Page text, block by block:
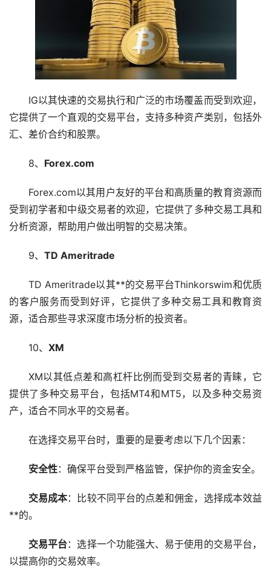
IG以其快速的交易执行和广泛的市场覆盖而受到欢迎，
它提供了一个直观的交易平台，支持多种资产类别，包括外
汇、差价合约和股票。
8、 Forex.com
Forex.com以其用户友好的平台和高质量的教育资源而
受到初学者和中级交易者的欢迎，它提供了多种交易工具和
分析资源，帮助用户做出明智的交易决策。
9、 TD Ameritrade
TD Ameritrade以其**的交易平台Thinkorswim和优质
的客户服务而受到好评，它提供了多种交易工具和教育资
源，适合那些寻求深度市场分析的投资者。
10、 XM
XM以其低点差和高杠杆比例而受到交易者的青睐，它
提供了多种交易平台，包括MT4和MT5，以及多种交易资
产，适合不同水平的交易者。
在选择交易平台时，重要的是要考虑以下几个因素：
安全性：确保平台受到严格监管，保护你的资金安全。
交易成本：比较不同平台的点差和佣金，选择成本效益
**的。
交易平台：选择一个功能强大、易于使用的交易平台，
以提高你的交易效率。